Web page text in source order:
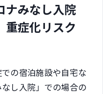
ナみなし入院
症化リスク
の宿泊施設や自宅な
し入院」での場合の